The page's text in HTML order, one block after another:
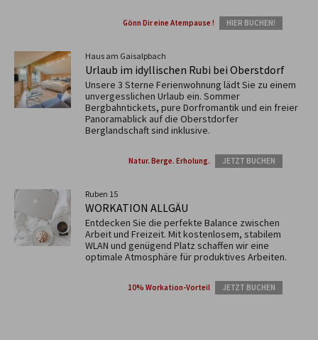
Gönn Dir eine Atempause ! HIER BUCHEN!
Haus am Gaisalpbach
Urlaub im idyllischen Rubi bei Oberstdorf
Unsere 3 Sterne Ferienwohnung lädt Sie zu einem
unvergesslichen Urlaub ein. Sommer
Bergbahntickets, pure Dorfromantik und ein freier
Panoramablick auf die Oberstdorfer
Berglandschaft sind inklusive.
Natur. Berge. Erholung. JETZT BUCHEN
Ruben 15
WORKATION ALLGÄU
Entdecken Sie die perfekte Balance zwischen
Arbeit und Freizeit. Mit kostenlosem, stabilem
WLAN und genügend Platz schaffen wir eine
optimale Atmosphäre für produktives Arbeiten.
10% Workation-Vorteil JETZT BUCHEN